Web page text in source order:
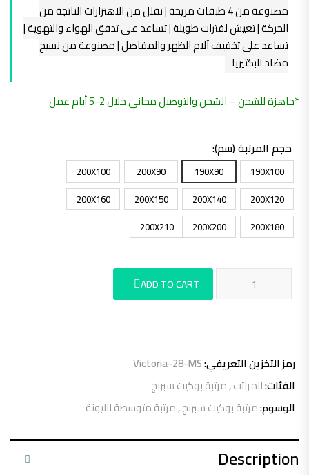
مصنوعة من 4 طبقات مريحة | تقلل من الاهتزازات الناتجة من
الحركة | تعيش لفترات طويلة | تساعد على تدفق الهواء والتهوية |
تساعد على تخفيف آلام الظهر والمفاصل | مصنوعة من نسيج
مضاد للبكتيريا
*جاهزة للشحن – الشحن والتوصيل مجاني خلال 2-5 أيام عمل
حجم المرتبة (سم)
190X100
190X90
200X90
200X100
200X120
200X140
200X150
200X160
200X180
200X200
200X210
مراتب فيكتوريا سوست منفصلة - متوسطة الليونة quantity
ADD TO CART
رمز التخزين التعريفي:Victoria-28-MS
الفئات:المراتب,مرتبة بوكيت سبرنج
الوسوم:مرتبة بوكيت سبرنج,مرتبة متوسطة الليونة
Description